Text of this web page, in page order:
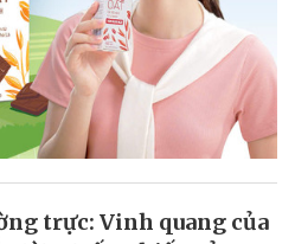
trực: Vinh quang của